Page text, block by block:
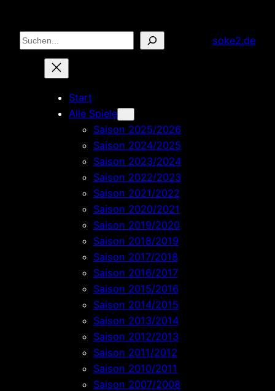
Inhalt
springen
Suchen soke2.de
Start
Alle Spiele
Saison 2025/2026
Saison 2024/2025
Saison 2023/2024
Saison 2022/2023
Saison 2021/2022
Saison 2020/2021
Saison 2019/2020
Saison 2018/2019
Saison 2017/2018
Saison 2016/2017
Saison 2015/2016
Saison 2014/2015
Saison 2013/2014
Saison 2012/2013
Saison 2011/2012
Saison 2010/2011
Saison 2007/2008